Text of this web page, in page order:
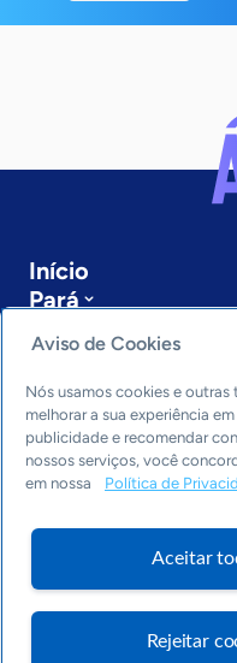
Início
Pará
Sobre a ASN
Últimas notícias
Entre em contato
Editorias
Economia &
Inovação &
Cultura
Arquivo
Aviso de Cookies
Nós usamos cookies e
melhorar a sua experiência
publicidade e recomendar
nossos serviços, você
em nossa
Política de
Aceitar
Rejeitar